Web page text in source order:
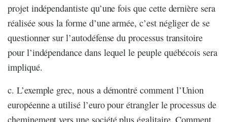
projet indépendantiste qu’une fois que cette dernière sera
réalisée sous la forme d’une armée, c’est négliger de se
questionner sur l’autodéfense du processus transitoire
pour l’indépendance dans lequel le peuple québécois sera
impliqué.
c. L’exemple grec, nous a démontré comment l’Union
européenne a utilisé l’euro pour étrangler le processus de
cheminement vers une société plus égalitaire. Comment